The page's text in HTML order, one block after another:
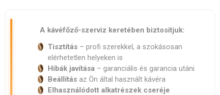
A kávéfőző-szerviz keretében biztosítjuk:
Tisztítás – profi szerekkel, a szokásosan
elérhetetlen helyeken is
Hibák javítása – garanciális és garancia utáni
Beállítás az Ön által használt kávéra
Elhasználódott alkatrészek cseréje